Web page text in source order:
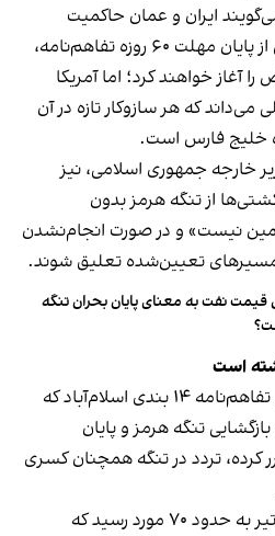
ایران و عمان حاکمیت
مشترکی بر تنگه دارند و پس از پایان مهلت ۶۰ روزه تفاهم‌نامه،
آغاز خواهند کرد؛ اما آمریکا
می‌داند که هر سازوکار تازه در آن
خلیج فارس است.
خارجه جمهوری اسلامی، نیز
از تنگه هرمز بدون
نیست» و در صورت انجام‌نشدن
تعیین‌شده تعلیق شوند.
نفت به معنای پایان بحران تنگه
است
با گذشت دو هفته از امضای تفاهم‌نامه ۱۴ بندی اسلام‌آباد که
تنگه هرمز و پایان
کرده، تردد در تنگه همچنان کسری
شمار تردد شناورها در سوم تیر به حدود ۷۰ مورد رسید که